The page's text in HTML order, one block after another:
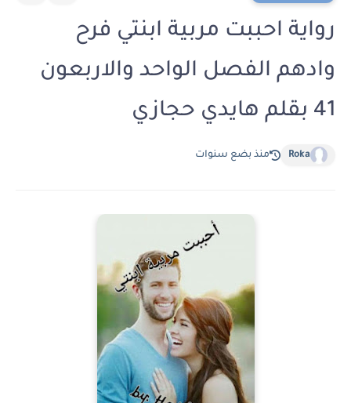
رواية احببت مربية ابنتي فرح
وادهم الفصل الواحد والاربعون
41 بقلم هايدي حجازي
Roka منذ بضع سنوات